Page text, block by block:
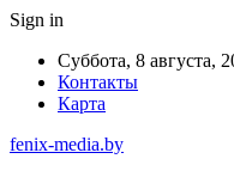
Sign in
Суббота, 8 августа,
Контакты
Карта
fenix-media.by